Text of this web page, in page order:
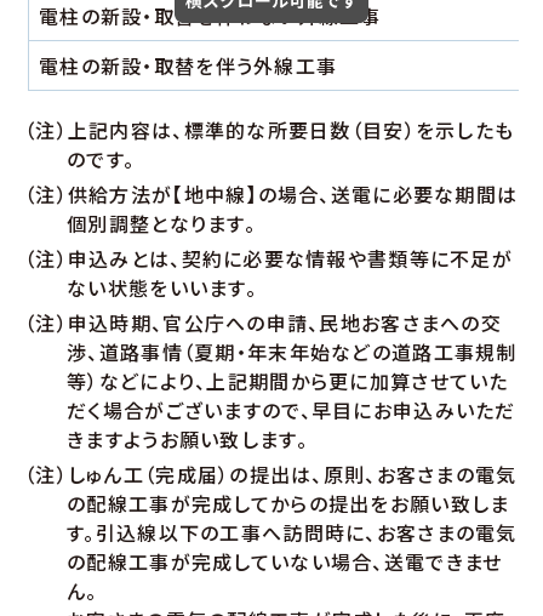
電柱の新設・取替を伴わない外線工事
電柱の新設・取替を伴う外線工事
（注）上記内容は、標準的な所要日数（目安）を示したも
のです。
（注）供給方法が【地中線】の場合、送電に必要な期間は
個別調整となります。
（注）申込みとは、契約に必要な情報や書類等に不足が
ない状態をいいます。
（注）申込時期、官公庁への申請、民地お客さまへの交
渉、道路事情（夏期・年末年始などの道路工事規制
等）などにより、上記期間から更に加算させていた
だく場合がございますので、早目にお申込みいただ
きますようお願い致します。
（注）しゅん工（完成届）の提出は、原則、お客さまの電気
の配線工事が完成してからの提出をお願い致しま
す。引込線以下の工事へ訪問時に、お客さまの電気
の配線工事が完成していない場合、送電できませ
ん。